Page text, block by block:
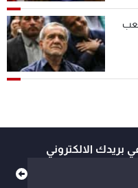
بريدك الالكتروني